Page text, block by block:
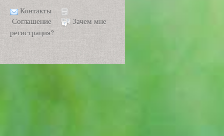
Контакты
Соглашение
Зачем мне
регистрация?